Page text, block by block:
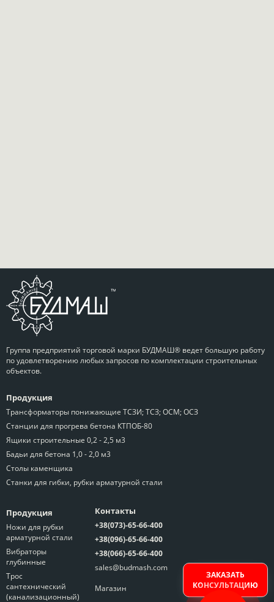
Группа предприятий торговой марки БУДМАШ® ведет большую работу
по удовлетворению любых запросов по комплектации строительных
объектов.
Продукция
Трансформаторы понижающие ТСЗИ; ТСЗ; ОСМ; ОСЗ
Станции для прогрева бетона КТПОБ-80
Ящики строительные 0,2 - 2,5 м3
Бадьи для бетона 1,0 - 2,0 м3
Столы каменщика
Станки для гибки, рубки арматурной стали
Продукция
Ножи для рубки
арматурной стали
Вибраторы
глубинные
Трос
сантехнический
(канализационный)
Контакты
+38(073)-65-66-400
+38(096)-65-66-400
+38(066)-65-66-400
sales@budmash.com
Магазин
ЗАКАЗАТЬ
КОНСУЛЬТАЦИЮ